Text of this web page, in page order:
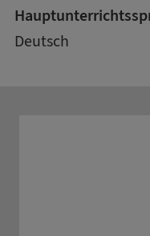
Deutsch